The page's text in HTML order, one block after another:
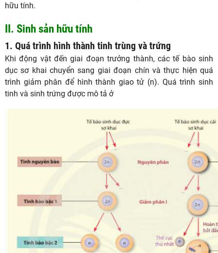
hữu tính.
II. Sinh sản hữu tính
1. Quá trình hình thành tinh trùng và trứng
Khi động vật đến giai đoạn trưởng thành, các tế bào sinh
dục sơ khai chuyển sang giai đoạn chín và thực hiện quá
trình giảm phân để hình thành giao tử (n). Quá trình sinh
tinh và sinh trứng được mô tả ở